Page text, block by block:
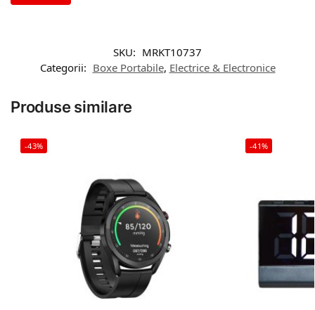
SKU: MRKT10737
Categorii: Boxe Portabile, Electrice & Electronice
Produse similare
-43% -41%